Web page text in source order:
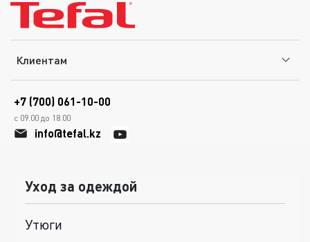
Клиентам
+7 (700) 061-10-00
с 09.00 до 18.00
info@tefal.kz
Уход за одеждой
Утюги